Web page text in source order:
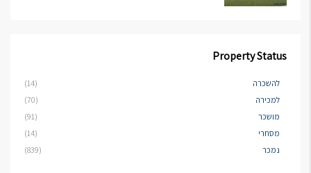
Property Status
להשכרה
(14)
למכירה
(70)
מושכר
(91)
מסחרי
(14)
נמכר
(839)